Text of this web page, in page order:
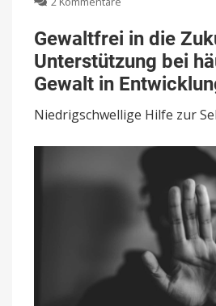
in
die
Zukunft:
App
zur
Unterstützung
bei
Gewalt
Entwicklung
Gewaltfrei in die
Unterstützung bei
Gewalt in
Niedrigschwellige Hilfe zur